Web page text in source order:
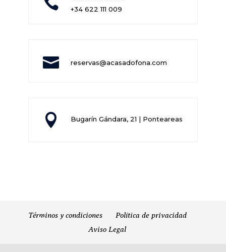
+34 622 111 009
 reservas@acasadofona.com
 Bugarín Gándara, 21 | Ponteareas
Términos y condiciones
Política de privacidad
Aviso Legal